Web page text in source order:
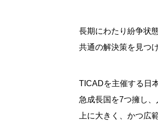
長期にわたり紛争状
共通の解決策を見つ
TICADを主催する日
急成長国を7つ擁し
上に大きく、かつ広